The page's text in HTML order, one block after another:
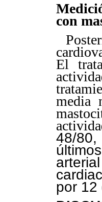
con
El
media
48/
por 12